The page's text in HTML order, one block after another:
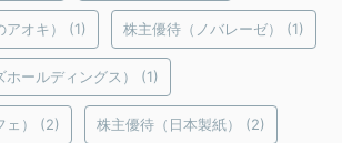
オキ） (1) 株主優待（ノバレーゼ） (1)
ールディングス） (1)
） (2) 株主優待（日本製紙） (2)